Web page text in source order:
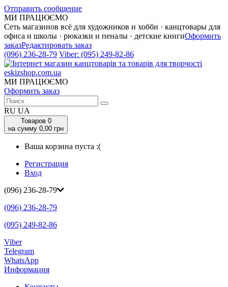
Отправить сообщение
МИ ПРАЦЮЄМО
Сеть магазинов всё для художников и хобби · канцтовары для
офиса и школы · рюказки и пеналы · детские книгиОформить
заказРедактировать заказ
(096) 236-28-79 Viber: (095) 249-82-86
МИ ПРАЦЮЄМО
Оформить заказ
RU UA
Товаров 0
на сумму 0,00 грн
Ваша корзина пуста :(
Регистрация
Вход
(096) 236-28-79
(096) 236-28-79
(095) 249-82-86
Viber
Telegram
WhatsApp
Информация